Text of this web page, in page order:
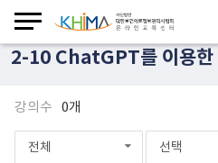
2-10 ChatGPT를 이용
강의수 0개
전체 선택